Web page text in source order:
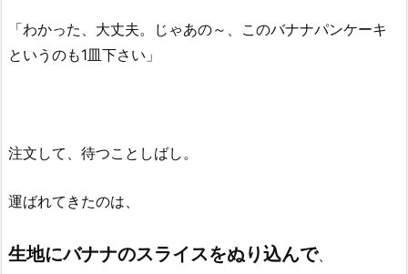
「わかった、大丈夫。じゃあの～、このバナナパンケーキ
というのも1皿下さい」
注文して、待つことしばし。
運ばれてきたのは、
生地にバナナのスライスをぬり込んで、